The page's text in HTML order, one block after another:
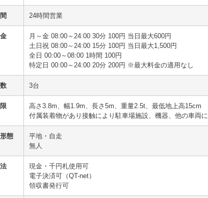
24時間営業
月～金 08:00～24:00 30分 100円 当日最大600円
土日祝 08:00～24:00 15分 100円 当日最大1,500円
全日 00:00～08:00 1時間 100円
特定日 00:00～24:00 20分 200円 ※最大料金の適用なし
3台
高さ3.8m、幅1.9m、長さ5m、重量2.5t、最低地上高15cm
付属装着物があり接触により駐車場施設、機器、他の車両
態
平地・自走
無人
現金・千円札使用可
電子決済可（QT-net）
領収書発行可